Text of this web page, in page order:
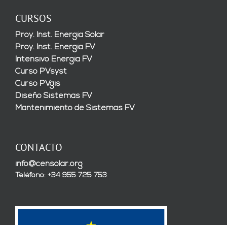
CURSOS
Proy. Inst. Energía Solar
Proy. Inst. Energía FV
Intensivo Energía FV
Curso PVsyst
Curso PVgis
Diseño Sistemas FV
Mantenimiento de Sistemas FV
CONTACTO
info@censolar.org
Teléfono: +34 955 725 753